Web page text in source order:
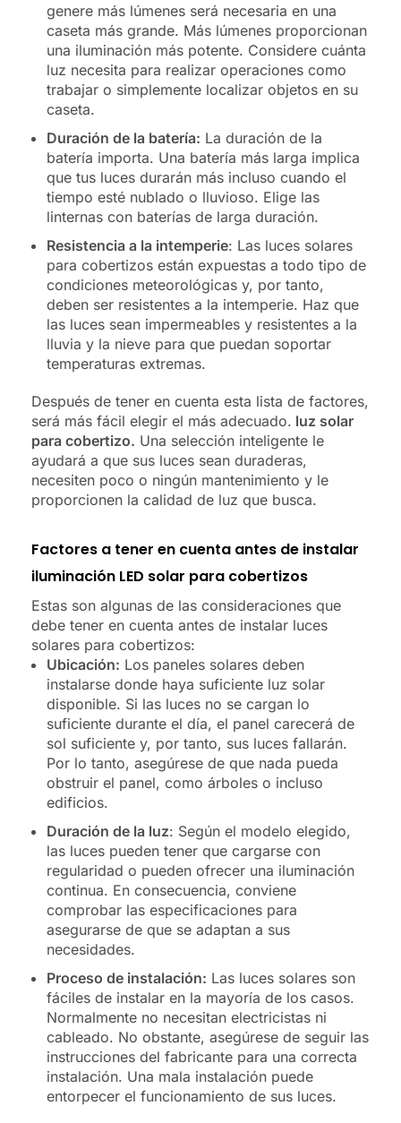
genere más lúmenes será necesaria en una
caseta más grande. Más lúmenes proporcionan
una iluminación más potente. Considere cuánta
luz necesita para realizar operaciones como
trabajar o simplemente localizar objetos en su
caseta.
Duración de la batería: La duración de la
batería importa. Una batería más larga implica
que tus luces durarán más incluso cuando el
tiempo esté nublado o lluvioso. Elige las
linternas con baterías de larga duración.
Resistencia a la intemperie: Las luces solares
para cobertizos están expuestas a todo tipo de
condiciones meteorológicas y, por tanto,
deben ser resistentes a la intemperie. Haz que
las luces sean impermeables y resistentes a la
lluvia y la nieve para que puedan soportar
temperaturas extremas.
Después de tener en cuenta esta lista de factores,
será más fácil elegir el más adecuado. luz solar
para cobertizo. Una selección inteligente le
ayudará a que sus luces sean duraderas,
necesiten poco o ningún mantenimiento y le
proporcionen la calidad de luz que busca.
Factores a tener en cuenta antes de instalar
iluminación LED solar para cobertizos
Estas son algunas de las consideraciones que
debe tener en cuenta antes de instalar luces
solares para cobertizos:
Ubicación: Los paneles solares deben
instalarse donde haya suficiente luz solar
disponible. Si las luces no se cargan lo
suficiente durante el día, el panel carecerá de
sol suficiente y, por tanto, sus luces fallarán.
Por lo tanto, asegúrese de que nada pueda
obstruir el panel, como árboles o incluso
edificios.
Duración de la luz: Según el modelo elegido,
las luces pueden tener que cargarse con
regularidad o pueden ofrecer una iluminación
continua. En consecuencia, conviene
comprobar las especificaciones para
asegurarse de que se adaptan a sus
necesidades.
Proceso de instalación: Las luces solares son
fáciles de instalar en la mayoría de los casos.
Normalmente no necesitan electricistas ni
cableado. No obstante, asegúrese de seguir las
instrucciones del fabricante para una correcta
instalación. Una mala instalación puede
entorpecer el funcionamiento de sus luces.